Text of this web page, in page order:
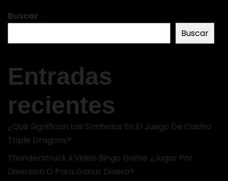
Buscar
Buscar
Entradas
recientes
¿Qué Significan Los Símbolos En El Juego De Casino
Triple Dragons?
Thunderstruck Ii Video Bingo Game ¿Jugar Por
Diversión O Para Ganar Dinero?